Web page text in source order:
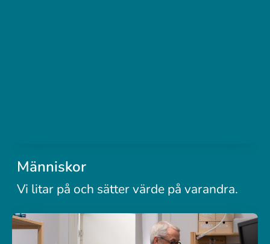
Människor
Vi litar på och sätter värde på varandra.